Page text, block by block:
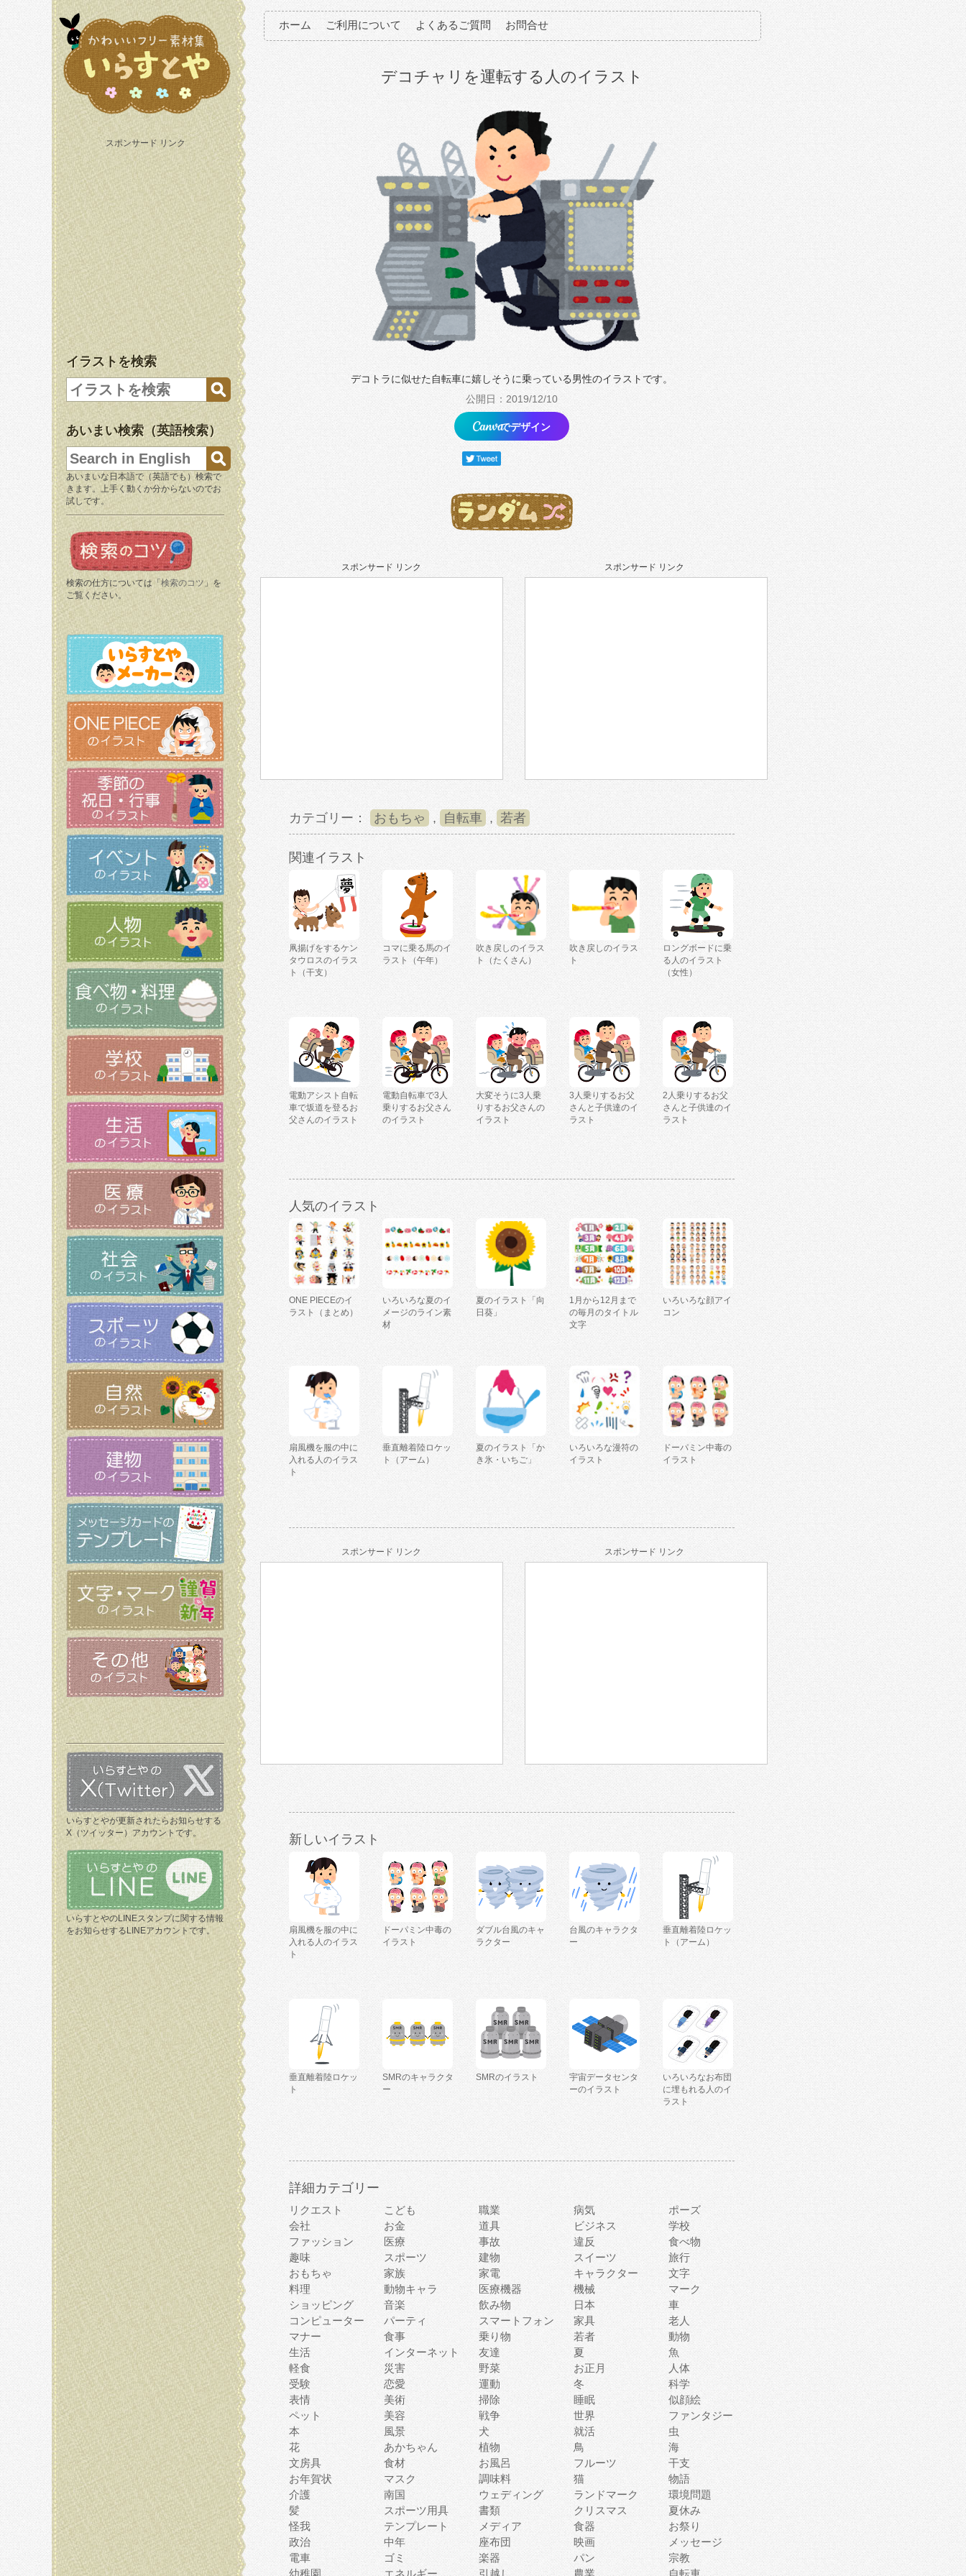
スポンサード リンク
イラストを検索
あいまい検索（英語検索）
あいまいな日本語で（英語でも）検索で
きます。上手く動くか分からないのでお
試しです。
検索の仕方については「 検索のコツ 」を
ご覧ください。
いらすとやが更新されたらお知らせする
X（ツイッター）アカウントです。
いらすとやのLINEスタンプに関する情報
をお知らせするLINEアカウントです。
ホーム ご利用について よくあるご質問 お問合せ
デコチャリを運転する人のイラスト
デコトラに似せた自転車に嬉しそうに乗っている男性のイラストです。
公開日：2019/12/10
でデザイン
スポンサード リンク スポンサード リンク
カテゴリー： おもちゃ , 自転車 , 若者
関連イラスト
凧揚げをするケン
タウロスのイラス
ト（干支）
コマに乗る馬のイ
ラスト（午年）
吹き戻しのイラス
ト（たくさん）
吹き戻しのイラス
ト
ロングボードに乗
る人のイラスト
（女性）
電動アシスト自転
車で坂道を登るお
父さんのイラスト
電動自転車で3人
乗りするお父さん
のイラスト
大変そうに3人乗
りするお父さんの
イラスト
3人乗りするお父
さんと子供達のイ
ラスト
2人乗りするお父
さんと子供達のイ
ラスト
人気のイラスト
ONE PIECEのイ
ラスト（まとめ）
いろいろな夏のイ
メージのライン素
材
夏のイラスト「向
日葵」
1月から12月まで
の毎月のタイトル
文字
いろいろな顔アイ
コン
扇風機を服の中に
入れる人のイラス
ト
垂直離着陸ロケッ
ト（アーム）
夏のイラスト「か
き氷・いちご」
いろいろな漫符の
イラスト
ドーパミン中毒の
イラスト
スポンサード リンク スポンサード リンク
新しいイラスト
扇風機を服の中に
入れる人のイラス
ト
ドーパミン中毒の
イラスト
ダブル台風のキャ
ラクター
台風のキャラクタ
ー
垂直離着陸ロケッ
ト（アーム）
垂直離着陸ロケッ
ト
SMRのキャラクタ
ー
SMRのイラスト
宇宙データセンタ
ーのイラスト
いろいろなお布団
に埋もれる人のイ
ラスト
詳細カテゴリー
リクエスト こども 職業 病気
ポーズ
会社
お金 道具 ビジネス
学校
ファッション
医療 事故 違反
食べ物
趣味
スポーツ 建物 スイーツ
旅行
おもちゃ
家族 家電 キャラクター
文字
料理
動物キャラ 医療機器 機械
マーク
ショッピング
音楽 飲み物 日本
車
コンピューター
パーティ スマートフォン 家具
老人
マナー
食事 乗り物 若者
動物
生活
インターネット 友達 夏
魚
軽食
災害 野菜 お正月
人体
受験
恋愛 運動 冬
科学
表情
美術 掃除 睡眠
似顔絵
ペット
美容 戦争 世界
ファンタジー
本
風景 犬 就活
虫
花
あかちゃん 植物 鳥
海
文房具
食材 お風呂 フルーツ
干支
お年賀状
マスク 調味料 猫
物語
介護
南国 ウェディング ランドマーク
環境問題
髪
スポーツ用具 書類 クリスマス
夏休み
怪我
テンプレート メディア 食器
お祭り
政治
中年 座布団 映画
メッセージ
電車
ゴミ 楽器 パン
宗教
幼稚園
エネルギー 引越し 農業 自転車